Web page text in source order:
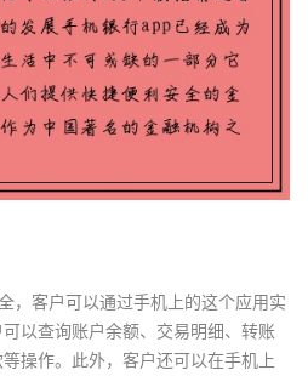
，客户可以通过手机上的这个应用实
以查询账户余额、交易明细、转账
操作。此外，客户还可以在手机上